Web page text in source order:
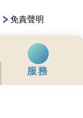
服務
免責聲明
製或轉載
螢幕解析度設定為